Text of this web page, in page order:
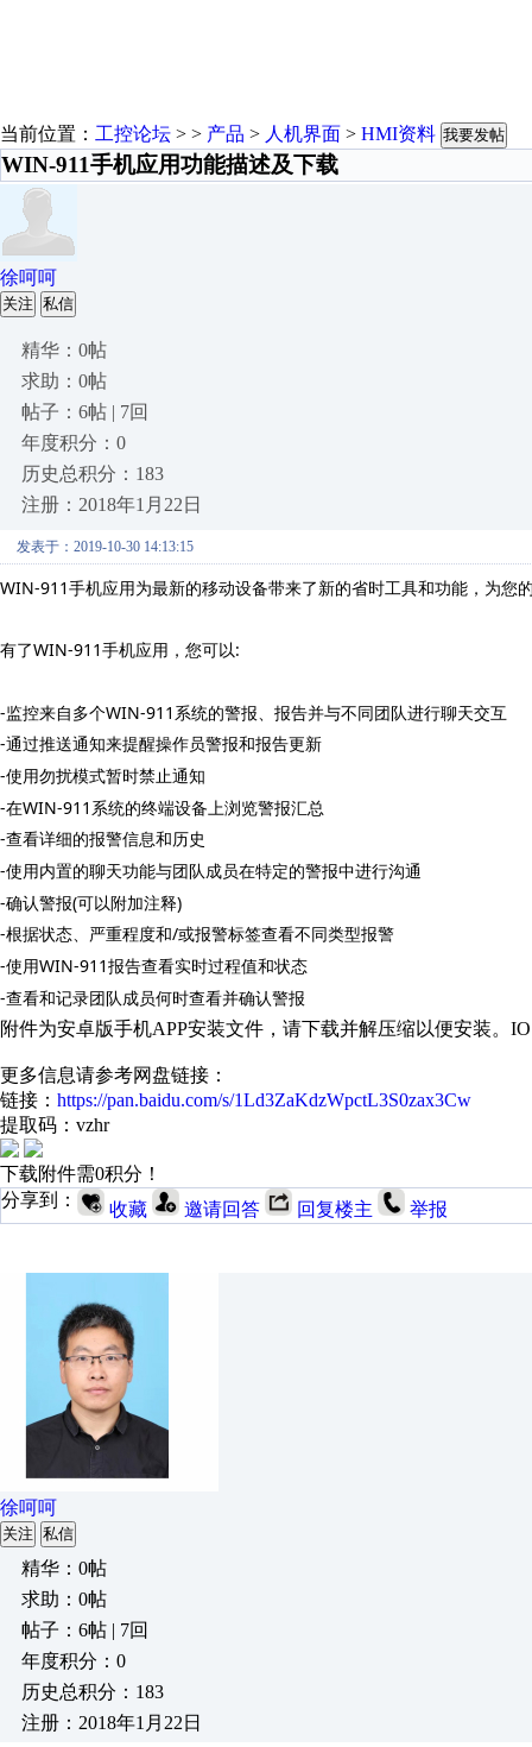
当前位置： 工控论坛 > > 产品 > 人机界面 > HMI资料 我要发帖
WIN-911手机应用功能描述及下载
徐呵呵
关注 私信
精华：0帖
求助：0帖
帖子：6帖 | 7回
年度积分：0
历史总积分：183
注册：2018年1月22日
发表于：2019-10-30 14:13:15
WIN-911 手机应用为最新的移动设备带来了新的省时工具和功能，为您
有了WIN-911 手机应用，您可以:
-监控来自多个WIN-911 系统的警报、报告并与不同团队进行聊天交互
-通过推送通知来提醒操作员警报和报告更新
-使用勿扰模式暂时禁止通知
-在WIN-911 系统的终端设备上浏览警报汇总
-查看详细的报警信息和历史
-使用内置的聊天功能与团队成员在特定的警报中进行沟通
-确认警报(可以附加注释)
-根据状态、严重程度和/或报警标签查看不同类型报警
-使用WIN-911 报告查看实时过程值和状态
-查看和记录团队成员何时查看并确认警报
附件为安卓版手机APP安装文件，请下载并解压缩以便安装。
更多信息请参考网盘链接：
链接： https://pan.baidu.com/s/1Ld3ZaKdzWpctL3S0zax3Cw
提取码：vzhr
下载附件需0积分！
分享到：
收藏 邀请回答 回复楼主 举报
徐呵呵
关注 私信
精华：0帖
求助：0帖
帖子：6帖 | 7回
年度积分：0
历史总积分：183
注册：2018年1月22日